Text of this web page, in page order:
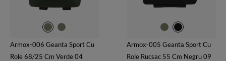
Armox-006 Geanta Sport Cu
Role 68/25 Cm Verde 04
Armox-005 Geanta Sport Cu
Role Rucsac 55 Cm Negru 09